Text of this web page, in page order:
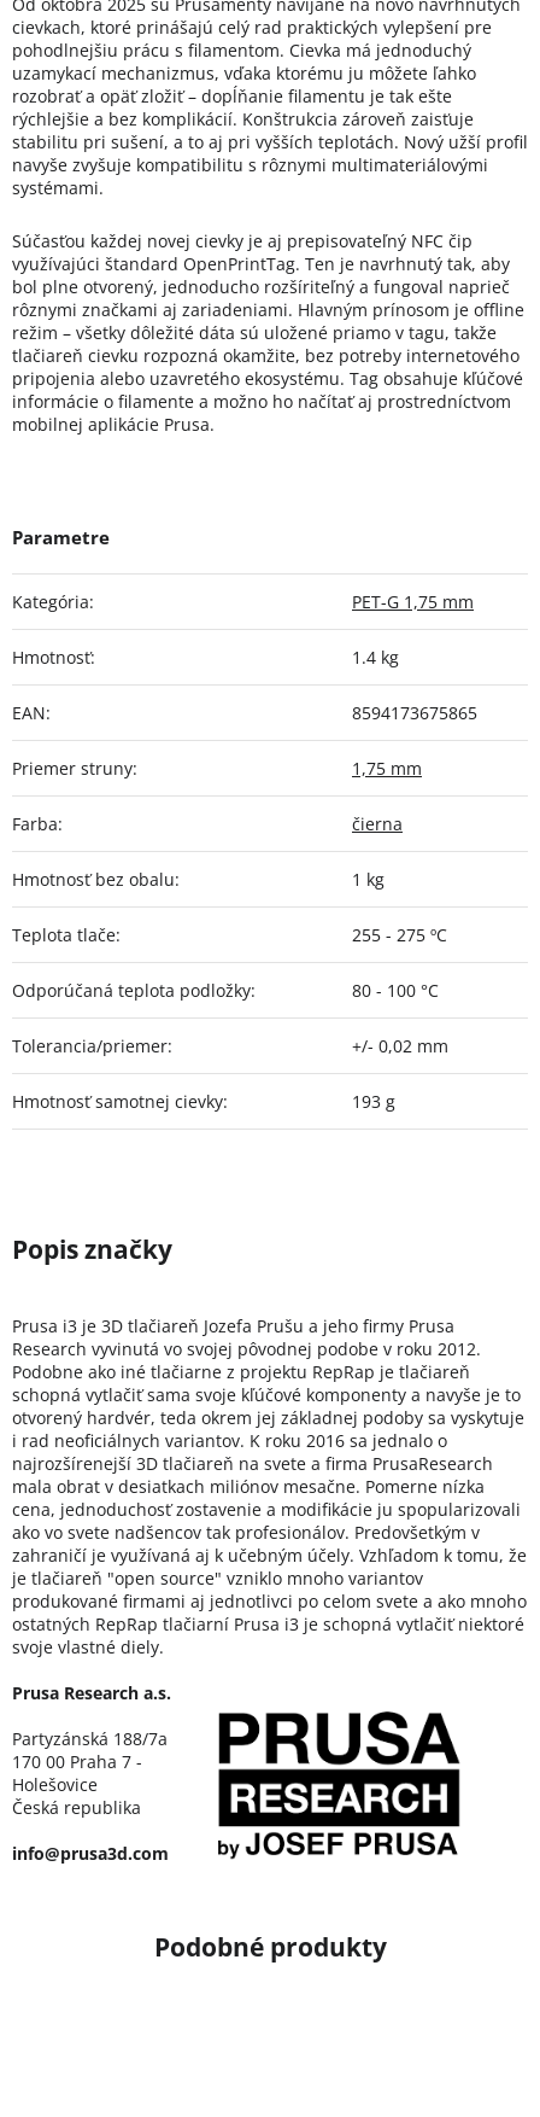
cievkach, ktoré prinášajú celý rad praktických vylepšení pre
pohodlnejšiu prácu s filamentom. Cievka má jednoduchý
uzamykací mechanizmus, vďaka ktorému ju môžete ľahko
rozobrať a opäť zložiť – dopĺňanie filamentu je tak ešte
rýchlejšie a bez komplikácií. Konštrukcia zároveň zaisťuje
stabilitu pri sušení, a to aj pri vyšších teplotách. Nový užší profil
navyše zvyšuje kompatibilitu s rôznymi multimateriálovými
systémami.
Súčasťou každej novej cievky je aj prepisovateľný NFC čip
využívajúci štandard OpenPrintTag. Ten je navrhnutý tak, aby
bol plne otvorený, jednoducho rozšíriteľný a fungoval naprieč
rôznymi značkami aj zariadeniami. Hlavným prínosom je offline
režim – všetky dôležité dáta sú uložené priamo v tagu, takže
tlačiareň cievku rozpozná okamžite, bez potreby internetového
pripojenia alebo uzavretého ekosystému. Tag obsahuje kľúčové
informácie o filamente a možno ho načítať aj prostredníctvom
mobilnej aplikácie Prusa.
Kategória: PET-G 1,75 mm
Hmotnosť: 1.4 kg
EAN: 8594173675865
Priemer struny: 1,75 mm
Farba: čierna
Hmotnosť bez obalu: 1 kg
Teplota tlače: 255 - 275 ºC
Odporúčaná teplota podložky: 80 - 100 °C
Tolerancia/priemer: +/- 0,02 mm
Hmotnosť samotnej cievky: 193 g
Prusa i3 je 3D tlačiareň Jozefa Prušu a jeho firmy Prusa
Research vyvinutá vo svojej pôvodnej podobe v roku 2012.
Podobne ako iné tlačiarne z projektu RepRap je tlačiareň
schopná vytlačiť sama svoje kľúčové komponenty a navyše je to
otvorený hardvér, teda okrem jej základnej podoby sa vyskytuje
i rad neoficiálnych variantov. K roku 2016 sa jednalo o
najrozšírenejší 3D tlačiareň na svete a firma PrusaResearch
mala obrat v desiatkach miliónov mesačne. Pomerne nízka
cena, jednoduchosť zostavenie a modifikácie ju spopularizovali
ako vo svete nadšencov tak profesionálov. Predovšetkým v
zahraničí je využívaná aj k učebným účely. Vzhľadom k tomu, že
je tlačiareň "open source" vzniklo mnoho variantov
produkované firmami aj jednotlivci po celom svete a ako mnoho
ostatných RepRap tlačiarní Prusa i3 je schopná vytlačiť niektoré
svoje vlastné diely.
Prusa Research a.s.
Partyzánská 188/7a
170 00 Praha 7 -
Holešovice
Česká republika
info@prusa3d.com